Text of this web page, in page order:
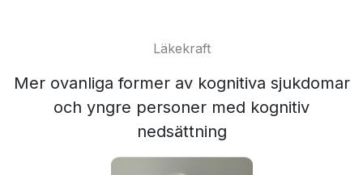
Läkekraft
Mer ovanliga former av kognitiva sjukdomar
och yngre personer med kognitiv
nedsättning